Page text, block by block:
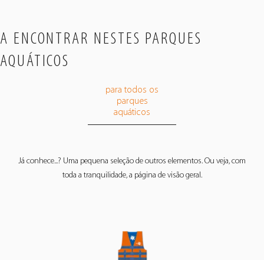
A ENCONTRAR NESTES PARQUES
AQUÁTICOS
para todos os
parques
aquáticos
Já conhece...? Uma pequena seleção de outros elementos. Ou veja, com
toda a tranquilidade, a página de visão geral.